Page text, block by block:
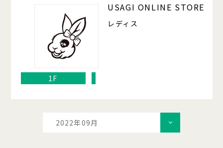
USAGI ONLINE STORE
レディス
1F
2022年09月